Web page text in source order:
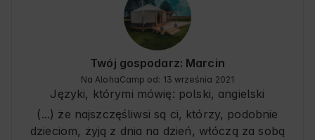
Twój gospodarz: Marcin
Na AlohaCamp od: 13 września 2021
Języki, którymi mówię: polski, angielski
(...) że najszczęśliwsi są ci, którzy, podobnie
dzieciom, żyją z dnia na dzień, włóczą za sobą